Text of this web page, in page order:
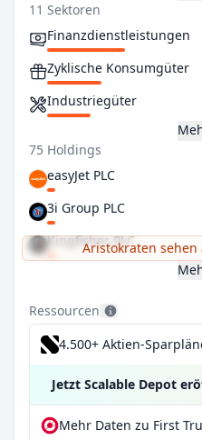
11 Sektoren
Finanzdienstleistungen
Zyklische Konsumgüter
Industriegüter
75 Holdings
easyJet PLC
3i Group PLC
Kingfisher PLC
Aristokraten sehen
Ressourcen
4.500+ Aktien-
Jetzt Scalable Depot